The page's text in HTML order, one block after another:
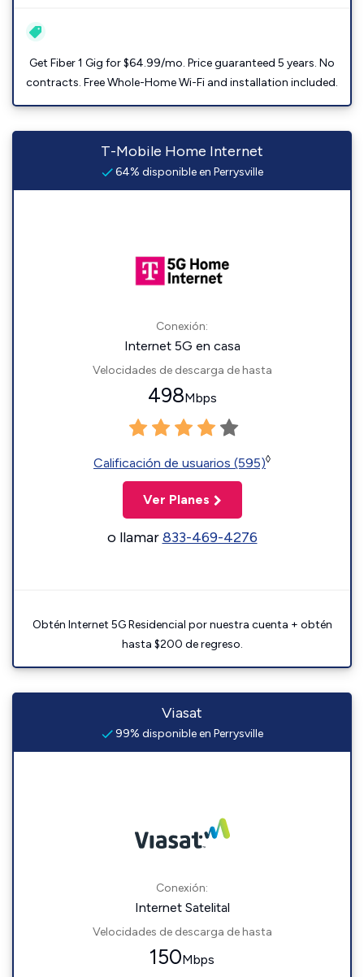
Get Fiber 1 Gig for $64.99/mo. Price guaranteed 5 years. No
contracts. Free Whole-Home Wi-Fi and installation included.
T-Mobile Home Internet
64% disponible en Perrysville
Conexión:
Internet 5G en casa
Velocidades de descarga de hasta
498Mbps
Calificación de usuarios (595)◊
Ver Planes
o llamar833-469-4276
Obtén Internet 5G Residencial por nuestra cuenta + obtén
hasta $200 de regreso.
Viasat
99% disponible en Perrysville
Conexión:
Internet Satelital
Velocidades de descarga de hasta
150Mbps